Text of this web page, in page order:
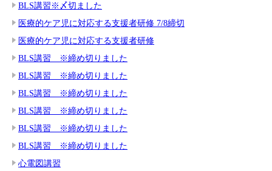
BLS講習※〆切ました
医療的ケア児に対応する支援者研修 7/8締切
医療的ケア児に対応する支援者研修
BLS講習 ※締め切りました
BLS講習 ※締め切りました
BLS講習 ※締め切りました
BLS講習 ※締め切りました
BLS講習 ※締め切りました
BLS講習 ※締め切りました
心電図講習